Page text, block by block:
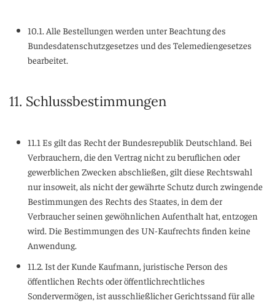
10.1. Alle Bestellungen werden unter Beachtung des
Bundesdatenschutzgesetzes und des Telemediengesetzes
bearbeitet.
11. Schlussbestimmungen
11.1 Es gilt das Recht der Bundesrepublik Deutschland. Bei
Verbrauchern, die den Vertrag nicht zu beruflichen oder
gewerblichen Zwecken abschließen, gilt diese Rechtswahl
nur insoweit, als nicht der gewährte Schutz durch zwingende
Bestimmungen des Rechts des Staates, in dem der
Verbraucher seinen gewöhnlichen Aufenthalt hat, entzogen
wird. Die Bestimmungen des UN-Kaufrechts finden keine
Anwendung.
11.2. Ist der Kunde Kaufmann, juristische Person des
öffentlichen Rechts oder öffentlichrechtliches
Sondervermögen, ist ausschließlicher Gerichtssand für alle